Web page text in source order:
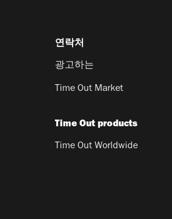
연락처
광고하는
Time Out Market
Time Out products
Time Out Worldwide